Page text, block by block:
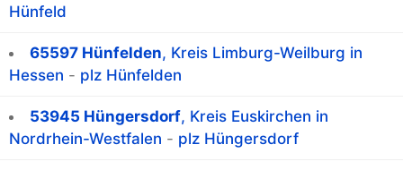
Hünfeld
65597 Hünfelden, Kreis Limburg-Weilburg in
Hessen - plz Hünfelden
53945 Hüngersdorf, Kreis Euskirchen in
Nordrhein-Westfalen - plz Hüngersdorf